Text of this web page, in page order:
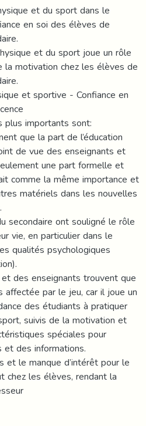
et du sport dans le
en soi des élèves de
et du sport joue un rôle
motivation chez les élèves de
et sportive - Confiance en
importants sont:
que la part de l’éducation
de vue des enseignants et
une part formelle et
comme la même importance et
matériels dans les nouvelles
secondaire ont souligné le rôle
vie, en particulier dans le
qualités psychologiques
des enseignants trouvent que
par le jeu, car il joue un
des étudiants à pratiquer
suivis de la motivation et
spéciales pour
et des informations.
et le manque d’intérêt pour le
chez les élèves, rendant la